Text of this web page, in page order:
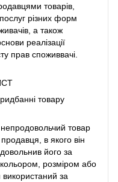
товарів,
різних форм
а також
реалізації
прав споживвачі.
товару
товар
в якого він
його за
розміром або
за